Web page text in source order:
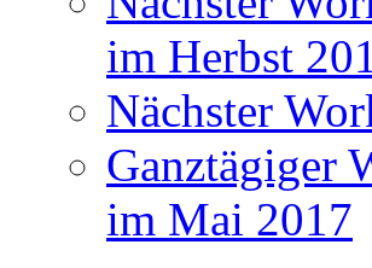
im Herbst
Nächster
Ganztägiger
im Mai 2017